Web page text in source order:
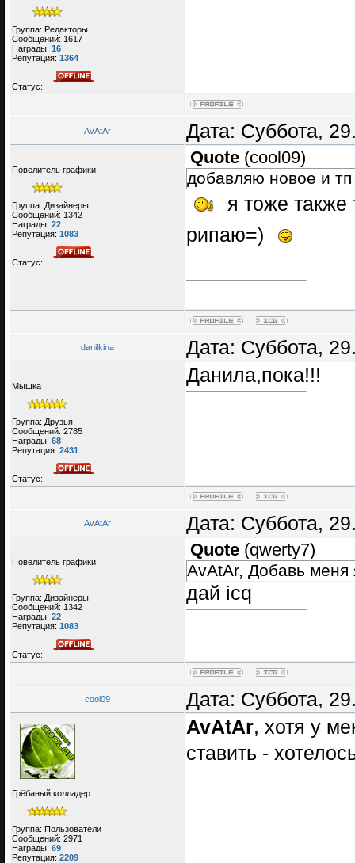
Группа: Редакторы
Сообщений: 1617
Награды: 16
Репутация: 1364
Статус:
AvAtAr Дата: Суббота,
Повелитель графики
Группа: Дизайнеры
Сообщений: 1342
Награды: 22
Репутация: 1083
Статус:
Quote (cool09)
добавляю новое и тп
я тоже
рипаю=)
danilkina Дата: Суббота,
Мышка
Группа: Друзья
Сообщений: 2785
Награды: 68
Репутация: 2431
Статус:
Данила,пока!!!
AvAtAr Дата: Суббота,
Повелитель графики
Группа: Дизайнеры
Сообщений: 1342
Награды: 22
Репутация: 1083
Статус:
Quote (qwerty7)
AvAtAr, Добавь меня
дай icq
cool09 Дата: Суббота,
Грёбаный колладер
Группа: Пользователи
Сообщений: 2971
Награды: 69
Репутация: 2209
AvAtAr, хотя у
ставить -